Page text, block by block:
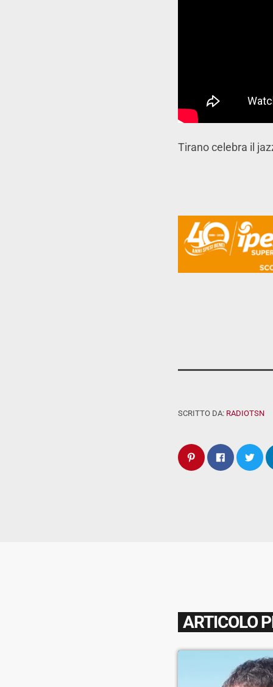
Tirano celebra il
SCRITTO DA: RADIOTSN
ARTICOLO